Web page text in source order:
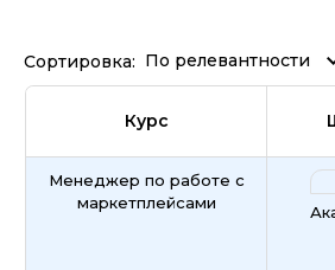
Сортировка: По релевантности
Курс
Менеджер по работе с
маркетплейсами